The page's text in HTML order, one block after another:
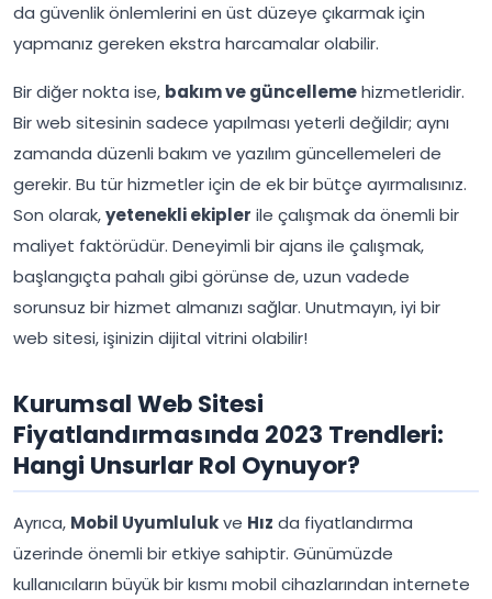
da güvenlik önlemlerini en üst düzeye çıkarmak için
yapmanız gereken ekstra harcamalar olabilir.
Bir diğer nokta ise, bakım ve güncellemehizmetleridir.
Bir web sitesinin sadece yapılması yeterli değildir; aynı
zamanda düzenli bakım ve yazılım güncellemeleri de
gerekir. Bu tür hizmetler için de ek bir bütçe ayırmalısınız.
Son olarak,yetenekli ekipler ile çalışmak da önemli bir
maliyet faktörüdür. Deneyimli bir ajans ile çalışmak,
başlangıçta pahalı gibi görünse de, uzun vadede
sorunsuz bir hizmet almanızı sağlar. Unutmayın, iyi bir
web sitesi, işinizin dijital vitrini olabilir!
Kurumsal Web Sitesi
Fiyatlandırmasında 2023 Trendleri:
Hangi Unsurlar Rol Oynuyor?
Ayrıca, Mobil Uyumlulukve Hız da fiyatlandırma
üzerinde önemli bir etkiye sahiptir. Günümüzde
kullanıcıların büyük bir kısmı mobil cihazlarından internete